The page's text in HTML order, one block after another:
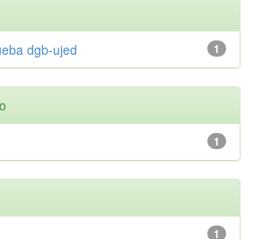
1
dgb-ujed
1
1